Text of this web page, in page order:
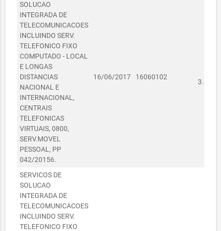
SOLUCAO
INTEGRADA DE
TELECOMUNICACOES
INCLUINDO SERV.
TELEFONICO FIXO
COMPUTADO - LOCAL
E LONGAS
DISTANCIAS
NACIONAL E
INTERNACIONAL,
CENTRAIS
TELEFONICAS
VIRTUAIS, 0800,
SERV.MOVEL
PESSOAL, PP
042/20156.
16/06/2017 16060102
SERVICOS DE
SOLUCAO
INTEGRADA DE
TELECOMUNICACOES
INCLUINDO SERV.
TELEFONICO FIXO